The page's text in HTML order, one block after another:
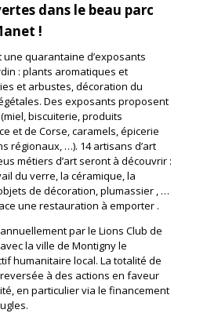
dans le beau parc
!
quarantaine d’exposants
: plants aromatiques et
et arbustes, décoration du
Des exposants proposent
biscuiterie, produits
et de Corse, caramels, épicerie
régionaux, …). 14 artisans d’art
métiers d’art seront à découvrir :
du verre, la céramique, la
de décoration, plumassier , …
une restauration à emporter .
par le Lions Club de
la ville de Montigny le
humanitaire local. La totalité de
à des actions en faveur
en particulier via le financement